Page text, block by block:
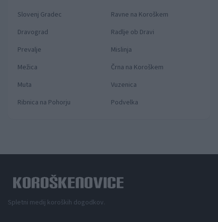
Slovenj Gradec
Ravne na Koroškem
Dravograd
Radlje ob Dravi
Prevalje
Mislinja
Mežica
Črna na Koroškem
Muta
Vuzenica
Ribnica na Pohorju
Podvelka
Spletni medij koroških dogodkov.